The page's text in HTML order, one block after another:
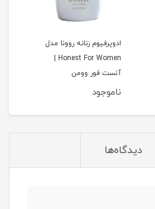
ادوپرفیوم زنانه روونا مدل
آنست فور وومن
ناموجود
دیدگاه‌ها